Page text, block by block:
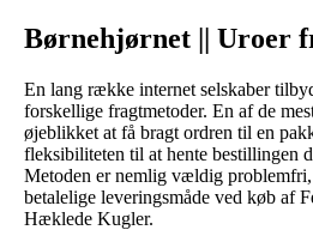
Børnehjørnet || Uroer
En lang række internet selskaber
forskellige fragtmetoder. En af de
øjeblikket at få bragt ordren til en
fleksibiliteten til at hente bestillingen
Metoden er nemlig vældig
betalelige leveringsmåde ved køb af
Hæklede Kugler.